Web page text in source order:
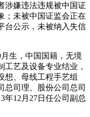
涉嫌违法违规被中国证
；未被中国证监会正在
台公示，未被纳入失信
生，中国国籍，无境
艺及设备专业结业，
想、母线工程手艺组
总司理、股份公司总司
年12月27日任公司副总